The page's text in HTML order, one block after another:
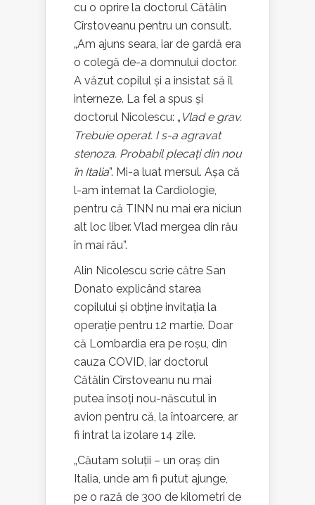
cu o oprire la doctorul Cătălin
Cîrstoveanu pentru un consult.
„Am ajuns seara, iar de gardă era
o colegă de-a domnului doctor.
A văzut copilul și a insistat să îl
interneze. La fel a spus și
doctorul Nicolescu: „ Vlad e grav.
Trebuie operat. I s-a agravat
stenoza. Probabil plecați din nou
în Italia”. Mi-a luat mersul. Așa că
l-am internat la Cardiologie,
pentru că TINN nu mai era niciun
alt loc liber. Vlad mergea din rău
în mai rău”.
Alin Nicolescu scrie către San
Donato explicând starea
copilului și obține invitația la
operație pentru 12 martie. Doar
că Lombardia era pe roșu, din
cauza COVID, iar doctorul
Cătălin Cîrstoveanu nu mai
putea însoți nou-născutul în
avion pentru că, la întoarcere, ar
fi intrat la izolare 14 zile.
„Căutam soluții – un oraș din
Italia, unde am fi putut ajunge,
pe o rază de 300 de kilometri de